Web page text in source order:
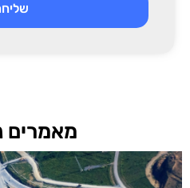
מאמרים